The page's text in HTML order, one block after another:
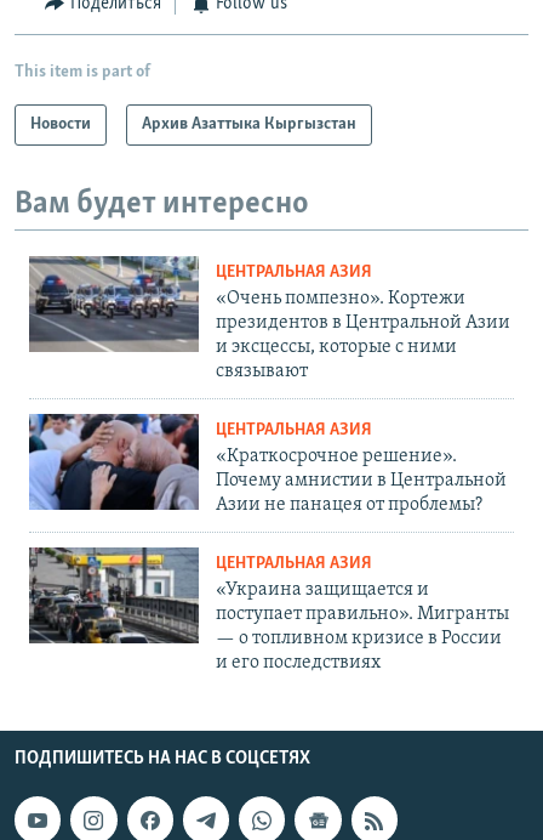
Поделиться Follow us
This item is part of
Новости Архив Азаттыка Кыргызстан
Вам будет интересно
ЦЕНТРАЛЬНАЯ АЗИЯ
«Очень помпезно». Кортежи
президентов в Центральной Азии
и эксцессы, которые с ними
связывают
ЦЕНТРАЛЬНАЯ АЗИЯ
«Краткосрочное решение».
Почему амнистии в Центральной
Азии не панацея от проблемы?
ЦЕНТРАЛЬНАЯ АЗИЯ
«Украина защищается и
поступает правильно». Мигранты
— о топливном кризисе в России
и его последствиях
ПОДПИШИТЕСЬ НА НАС В СОЦСЕТЯХ